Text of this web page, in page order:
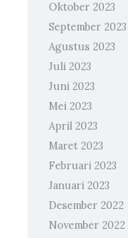
Oktober 2023
September 2023
Agustus 2023
Juli 2023
Juni 2023
Mei 2023
April 2023
Maret 2023
Februari 2023
Januari 2023
Desember 2022
November 2022